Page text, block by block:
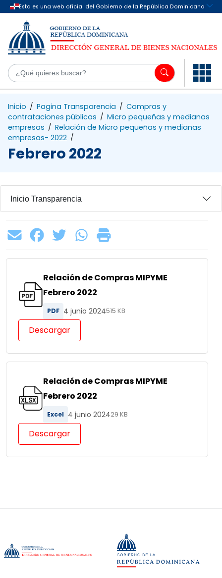
Saltar al contenido principal
Inicio / Pagina Transparencia / Compras y
contrataciones públicas / Micro pequeñas y medianas
empresas / Relación de Micro pequeñas y medianas
empresas- 2022 /
Febrero 2022
Inicio Transparencia
Relación de Compras MIPYME
Febrero 2022
PDF 4 junio 2024515 KB
Descargar
Relación de Compras MIPYME
Febrero 2022
Excel 4 junio 202429 KB
Descargar